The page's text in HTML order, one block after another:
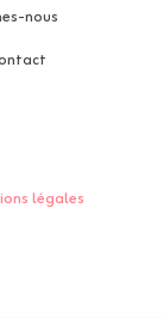
nous
légales